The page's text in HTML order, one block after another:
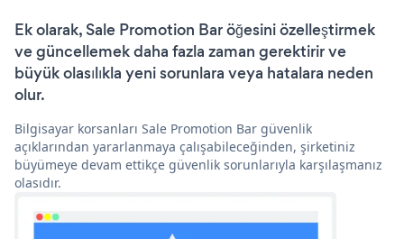
Ek olarak, Sale Promotion Bar öğesini özelleştirmek
ve güncellemek daha fazla zaman gerektirir ve
büyük olasılıkla yeni sorunlara veya hatalara neden
olur.
Bilgisayar korsanları Sale Promotion Bar güvenlik
açıklarından yararlanmaya çalışabileceğinden, şirketiniz
büyümeye devam ettikçe güvenlik sorunlarıyla karşılaşmanız
olasıdır.